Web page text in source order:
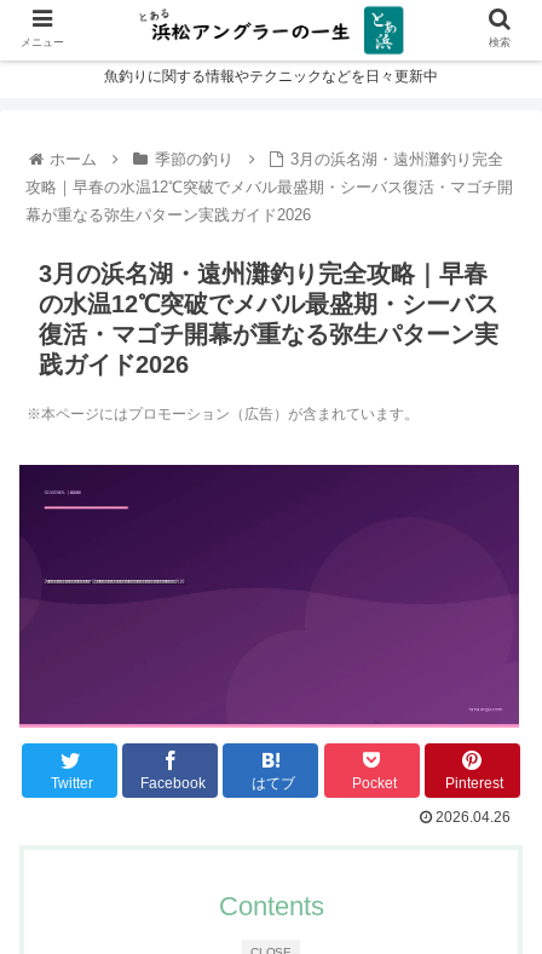
魚釣りに関する情報やテクニックなどを日々更新中
ホーム 季節の釣り
3月の浜名湖・遠州灘釣り完全
攻略｜早春の水温12℃突破でメバル最盛期・シーバス復活・マゴチ開
幕が重なる弥生パターン実践ガイド2026
3月の浜名湖・遠州灘釣り完全攻略｜早春
の水温12℃突破でメバル最盛期・シーバス
復活・マゴチ開幕が重なる弥生パターン実
践ガイド2026
※本ページにはプロモーション（広告）が含まれています。
Twitter Facebook はてブ Pocket
Pinterest
2026.04.26
Contents
メニュー 検索